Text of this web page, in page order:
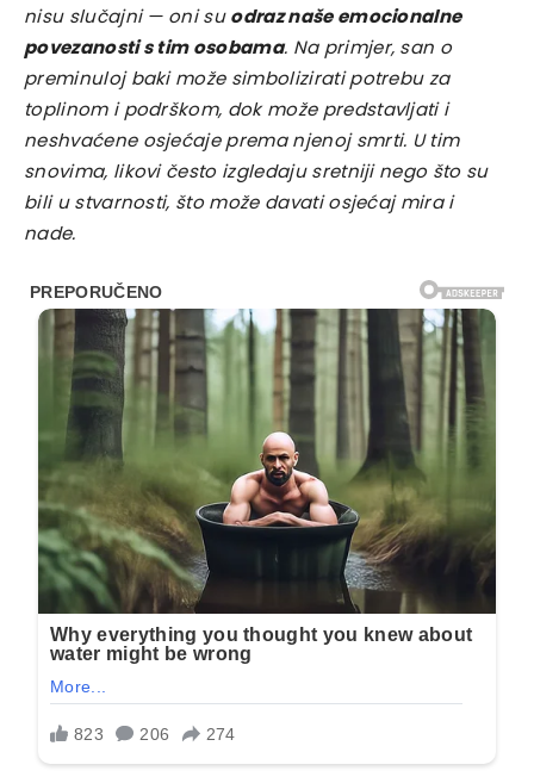
nisu slučajni — oni suodraz naše emocionalne
povezanosti s tim osobama. Na primjer, san o
preminuloj baki može simbolizirati potrebu za
toplinom i podrškom, dok može predstavljati i
neshvaćene osjećaje prema njenoj smrti. U tim
snovima, likovi često izgledaju sretniji nego što su
bili u stvarnosti, što može davati osjećaj mira i
nade.